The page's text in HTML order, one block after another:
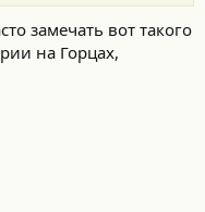
замечать вот такого
на Горцах,